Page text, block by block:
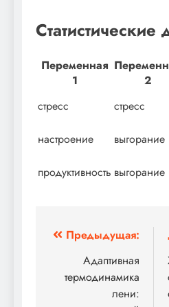
Переменная
1
2
стресс стресс
настроение выгорание
продуктивность выгорание
Навигация
записям
Предыдущая:
Адаптивная
термодинамика
лени: